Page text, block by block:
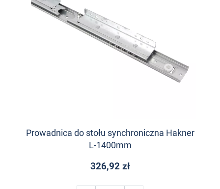
Prowadnica do stołu synchroniczna Hakner
L-1400mm
326,92 zł